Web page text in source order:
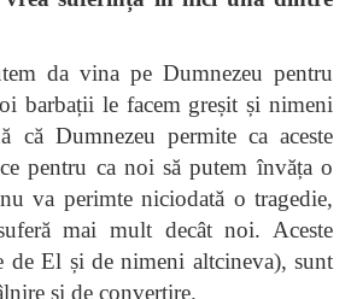
vina pe Dumnezeu pentru
barbații le facem greșit și nimeni
că Dumnezeu permite ca aceste
pentru ca noi să putem învăța o
va perimte niciodată o tragedie,
mai mult decât noi. Aceste
de El și de nimeni altcineva), sunt
și de convertire.